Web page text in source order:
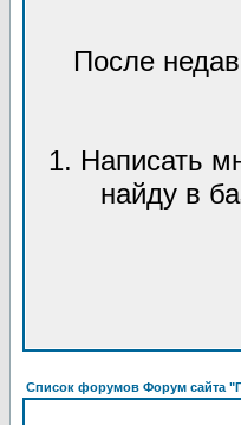
После
1. Написать
найду в
Список форумов Форум сайта